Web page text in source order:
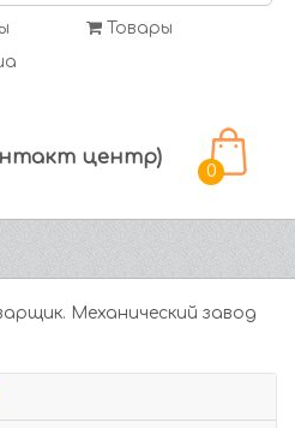
Товары
центр)
0
Механический завод